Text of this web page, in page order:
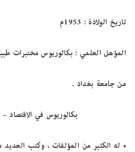
تاريخ الولادة : 1953م
المؤهل العلمي : بكالوريوس مختبرات
من جامعة بغداد .
بكالوريوس في الاقتصاد –
• له الكثير من المؤلفات ، وكتب العديد